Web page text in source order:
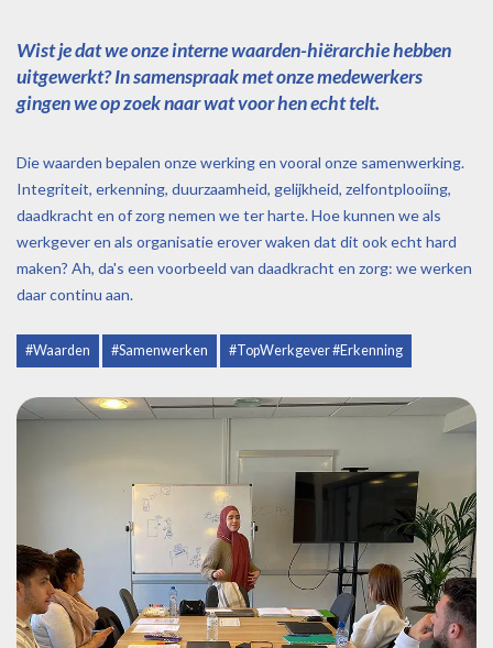
Wist je dat we onze interne waarden-hiërarchie hebben
uitgewerkt? In samenspraak met onze medewerkers
gingen we op zoek naar wat voor hen echt telt.
Die waarden bepalen onze werking en vooral onze samenwerking.
Integriteit, erkenning, duurzaamheid, gelijkheid, zelfontplooiing,
daadkracht en of zorg nemen we ter harte. Hoe kunnen we als
werkgever en als organisatie erover waken dat dit ook echt hard
maken? Ah, da's een voorbeeld van daadkracht en zorg: we werken
daar continu aan.
#Waarden #Samenwerken #TopWerkgever #Erkenning